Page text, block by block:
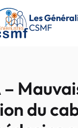
Les
CSMF
–
du